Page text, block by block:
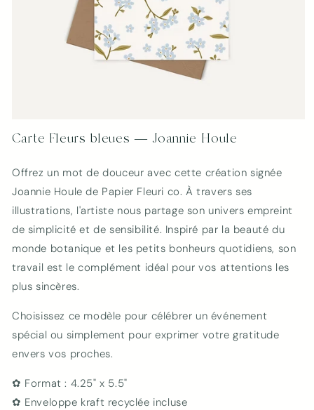
le
média
une
fenêtre
modale
Carte Fleurs bleues — Joannie Houle
Offrez un mot de douceur avec cette création signée
Joannie Houle de Papier Fleuri co. À travers ses
illustrations, l'artiste nous partage son univers empreint
de simplicité et de sensibilité. Inspiré par la beauté du
monde botanique et les petits bonheurs quotidiens, son
travail est le complément idéal pour vos attentions les
plus sincères.
Choisissez ce modèle pour célébrer un événement
spécial ou simplement pour exprimer votre gratitude
envers vos proches.
✿ Format : 4.25" x 5.5"
✿ Enveloppe kraft recyclée incluse